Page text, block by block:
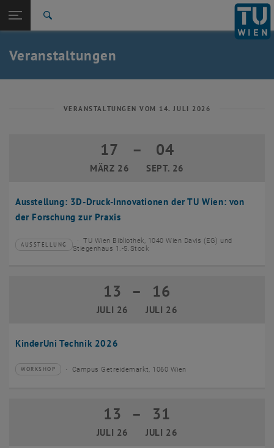
TU Login
Quicklinks
Quicklinks-Menü umschalten
Studium
Karriere
Zurück: Subseiten von Aktuelles auflisten
Aktuelles
Veranstaltungen
VERANSTALTUNGEN VOM 14. JULI 2026
Ausstellung: 3D-Druck-Innovationen der TU Wien: von
der Forschung zur Praxis
17
MÄRZ 26
17 März 2026 bis 04 September 2026
– 04
SEPT. 26
Veranstaltungstyp:
AUSSTELLUNG
Veranstaltungsort:
TU Wien Bibliothek, 1040 Wien Davis (EG) und
Stiegenhaus 1.-5.Stock
KinderUni Technik 2026
13
JULI 26
13 Juli 2026 bis 16 Juli 2026
– 16
JULI 26
Veranstaltungstyp:
WORKSHOP
Veranstaltungsort:Campus Getreidemarkt, 1060 Wien
13
JULI 26
13 Juli 2026 bis 31 Juli 2026
– 31
JULI 26